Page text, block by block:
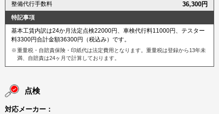
整備代行手数料
36,300円
特記事項
基本工賃内訳は24か月法定点検22000円、車検代行料11000円、テスター
料3300円合計金額36300円（税込み）です。
重量税・自賠責保険・印紙代は法定費用となります。重量税は登録から13年未
満、自賠責は24ヶ月で計算しております。
点検
対応メーカー：